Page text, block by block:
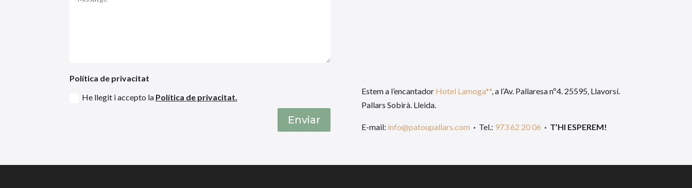
Política de privacitat
He llegit i accepto la Política de privacitat.
Enviar
Estem a l’encantador Hotel Lamoga**, a l’Av. Pallaresa nº4. 25595, Llavorsí.
Pallars Sobirà. Lleida.
E-mail: info@patoupallars.com · Tel.: 973 62 20 06 · T’HI ESPEREM!